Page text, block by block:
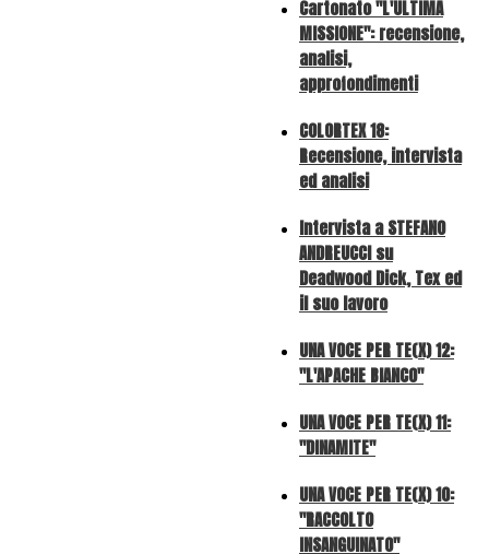
Cartonato "L'ULTIMA
MISSIONE": recensione,
analisi,
approfondimenti
COLORTEX 18:
Recensione, intervista
ed analisi
Intervista a STEFANO
ANDREUCCI su
Deadwood Dick, Tex ed
il suo lavoro
UNA VOCE PER TE(X) 12:
"L'APACHE BIANCO"
UNA VOCE PER TE(X) 11:
"DINAMITE"
UNA VOCE PER TE(X) 10:
"RACCOLTO
INSANGUINATO"